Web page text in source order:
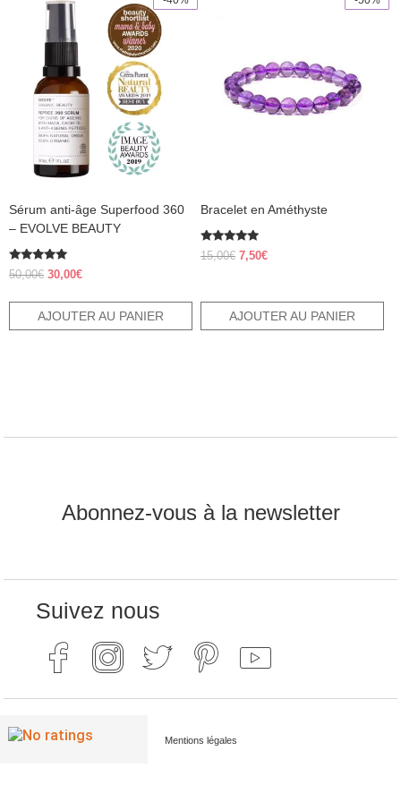
Sérum anti-âge Superfood 360
– EVOLVE BEAUTY
Note
5.00
50,00€ Le
était :
30,00€Le
est :
AJOUTER AU PANIER
Bracelet en Améthyste
Note
5.00
15,00€ Le
était :
15,00€.
7,50€Le
est :
7,50€.
AJOUTER AU PANIER
Abonnez-vous à la newsletter
Suivez nous
Mentions légales